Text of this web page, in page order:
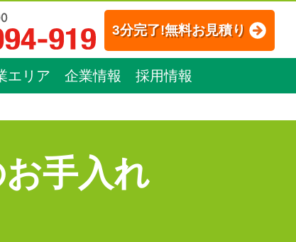
3分完了!無料お見積り
エリア 企業情報 採用情報
手入れ